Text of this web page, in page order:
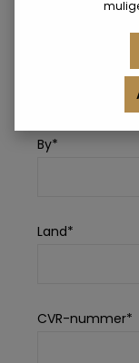
By*
Land*
CVR-nummer*